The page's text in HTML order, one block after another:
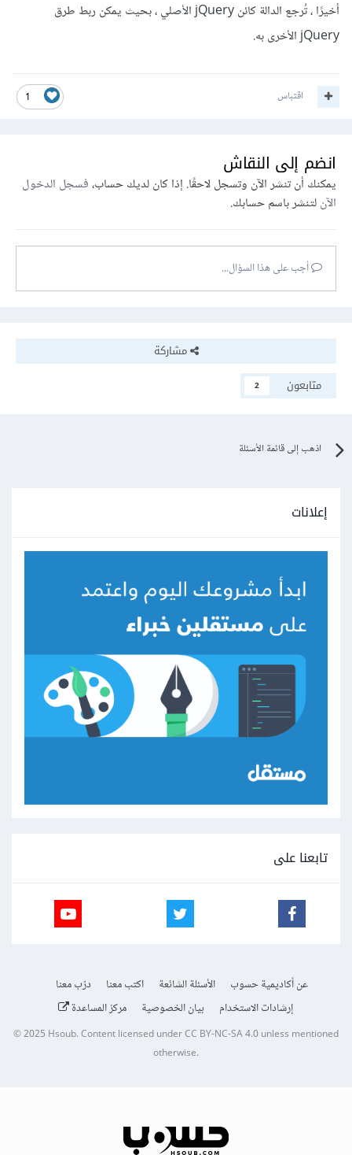
أخيرًا ، تُرجع الدالة كائن jQuery الأصلي ، بحيث يمكن ربط طرق
jQuery الأخرى به.
1 اقتباس
انضم إلى النقاش
يمكنك أن تنشر الآن وتسجل لاحقًا. إذا كان لديك حساب،فسجل الدخول
الآنلتنشر باسم حسابك.
أجب على هذا السؤال...
مشاركة
متابعون
2
اذهب إلى قائمة الأسئلة
إعلانات
تابعنا على
عن أكاديمية حسوب الأسئلة الشائعة اكتب معنا
درّب معنا
إرشادات الاستخدام
بيان الخصوصية مركز المساعدة
© 2025Hsoub.Content licensed underCC BY-NC-SA 4.0unless mentioned
otherwise.